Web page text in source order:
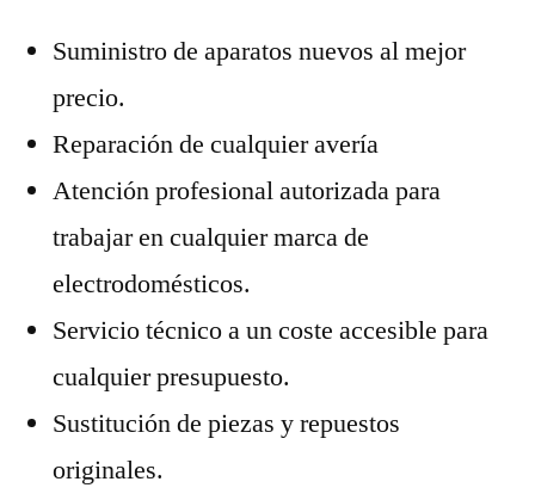
Suministro de aparatos nuevos al mejor
precio.
Reparación de cualquier avería
Atención profesional autorizada para
trabajar en cualquier marca de
electrodomésticos.
Servicio técnico a un coste accesible para
cualquier presupuesto.
Sustitución de piezas y repuestos
originales.